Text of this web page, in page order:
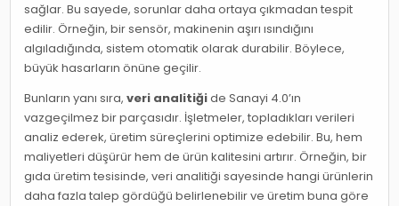
sağlar. Bu sayede, sorunlar daha ortaya çıkmadan tespit
edilir. Örneğin, bir sensör, makinenin aşırı ısındığını
algıladığında, sistem otomatik olarak durabilir. Böylece,
büyük hasarların önüne geçilir.
Bunların yanı sıra,veri analitiğide Sanayi 4.0’ın
vazgeçilmez bir parçasıdır. İşletmeler, topladıkları verileri
analiz ederek, üretim süreçlerini optimize edebilir. Bu, hem
maliyetleri düşürür hem de ürün kalitesini artırır. Örneğin, bir
gıda üretim tesisinde, veri analitiği sayesinde hangi ürünlerin
daha fazla talep gördüğü belirlenebilir ve üretim buna göre